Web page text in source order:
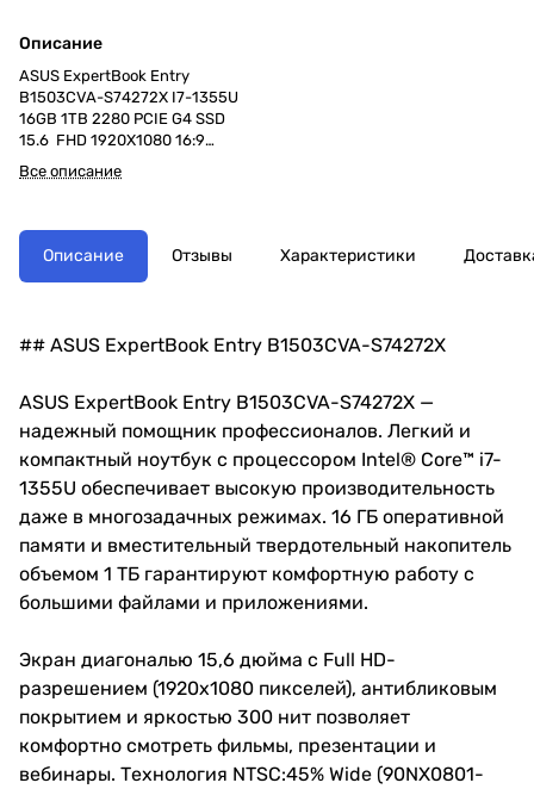
Описание
ASUS ExpertBook Entry
B1503CVA-S74272X I7-1355U
16GB 1TB 2280 PCIE G4 SSD
15.6 FHD 1920X1080 16:9
300nits Anti-Glare NTSC:45%
Wide View Intel® UHD Graphics
Все описание
Описание Отзывы Характеристики
## ASUS ExpertBook Entry B1503CVA-S74272X
ASUS ExpertBook Entry B1503CVA-S74272X —
надежный помощник профессионалов. Легкий и
компактный ноутбук с процессором Intel® Core™ i7-
1355U обеспечивает высокую производительность
даже в многозадачных режимах. 16 ГБ оперативной
памяти и вместительный твердотельный накопитель
объемом 1 ТБ гарантируют комфортную работу с
большими файлами и приложениями.
Экран диагональю 15,6 дюйма с Full HD-
разрешением (1920x1080 пикселей), антибликовым
покрытием и яркостью 300 нит позволяет
комфортно смотреть фильмы, презентации и
вебинары. Технология NTSC:45% Wide (90NX0801-